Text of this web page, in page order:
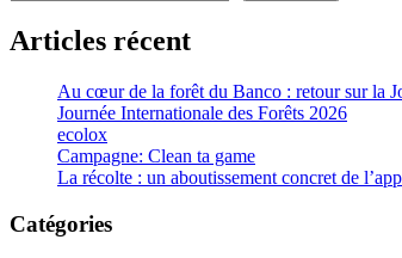
Articles récent
Au cœur de la forêt du Banco : retour sur la
Journée Internationale des Forêts 2026
ecolox
Campagne: Clean ta game
La récolte : un aboutissement concret de
Catégories